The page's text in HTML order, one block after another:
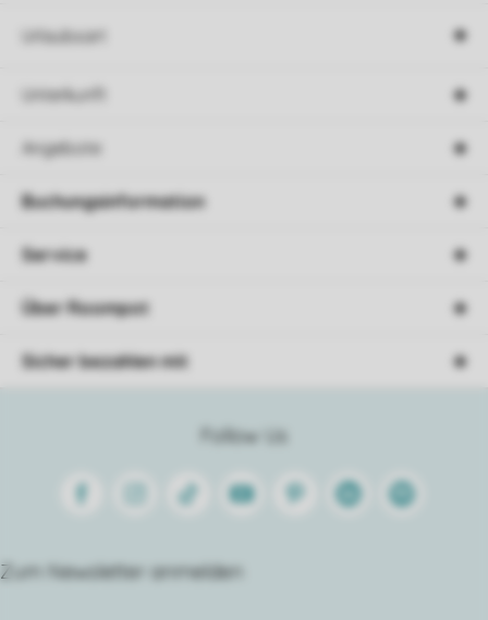
Urlaubsart
Unterkunft
Angebote
Follow Us
FacebookInstagram
Tiktok Youtube PinterestLinkedinSpotify
Zum Newsletter anmelden
Buchungsinformation
Service
Über Roompot
Sicher bezahlen mit